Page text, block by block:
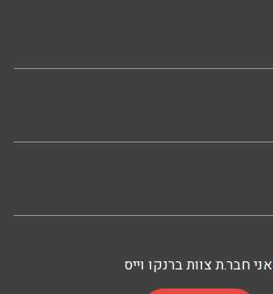
אני חבר.ת צוות ברנקו וייס